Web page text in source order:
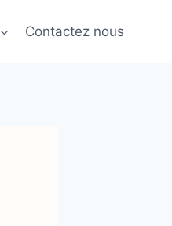
Contactez nous